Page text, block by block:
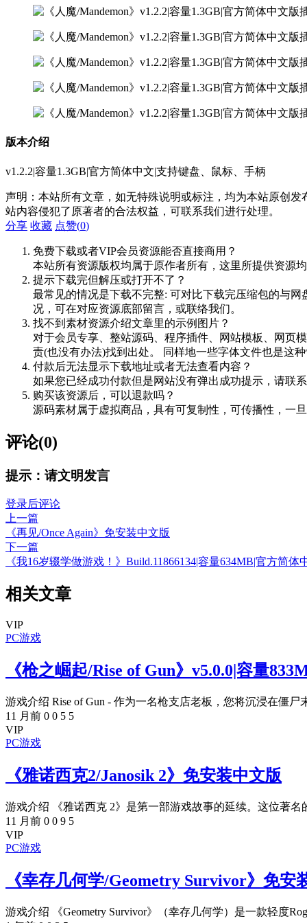
版本介绍
v1.2.2|容量1.3GB|官方简体中文|支持键盘、鼠标、手柄
声明：本站所有文章，如无特殊说明或标注，均为本站原创
站内容侵犯了原著者的合法权益，可联系我们进行处理。
分享 收藏 点赞(0)
免费下载或者VIP会员资源能否直接商用？
本站所有资源版权均属于原作者所有，这里所提供资源
提示下载完但解压或打开不了？
最常见的情况是下载不完整: 可对比下载完压缩包的与
况，可在对应资源底部留言，或联络我们。
找不到素材资源介绍文章里的示例图片？
对于会员专享、整站源码、程序插件、网站模板、网页
责(也没有办法)找到出处。 同样地一些字体文件也是这
付款后无法显示下载地址或者无法查看内容？
如果您已经成功付款但是网站没有弹出成功提示，请联
购买该资源后，可以退款吗？
源码素材属于虚拟商品，具有可复制性，可传播性，一
评论(0)
提示：请文明发言
登录后评论
上一篇
《再见/Once Again》免安装中文版
下一篇
《我16岁辍学做游戏！》Build.11866134|容量634MB|官方简体
相关文章
VIP
PC游戏
《枪之崛起/Rise of Gun》v5.0.0|容量
游戏介绍 Rise of Gun - 作为一名枪支店老板，您将沉浸在僵尸
11 月前 0 0 5 5
VIP
PC游戏
《雅诺西克2/Janosik 2》免安装中文版
游戏介绍 《雅诺西克 2》是第一部游戏故事的延续。这位著名
11 月前 0 0 9 5
VIP
PC游戏
《幸存几何学/Geometry Survivor》免安
游戏介绍 《Geometry Survivor》（幸存几何学）是一款轻度